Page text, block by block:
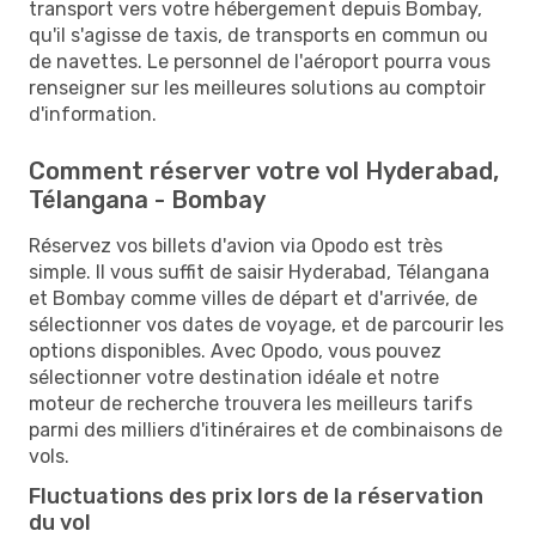
transport vers votre hébergement depuis Bombay,
qu'il s'agisse de taxis, de transports en commun ou
de navettes. Le personnel de l'aéroport pourra vous
renseigner sur les meilleures solutions au comptoir
d'information.
Comment réserver votre vol Hyderabad,
Télangana - Bombay
Réservez vos billets d'avion via Opodo est très
simple. Il vous suffit de saisir Hyderabad, Télangana
et Bombay comme villes de départ et d'arrivée, de
sélectionner vos dates de voyage, et de parcourir les
options disponibles. Avec Opodo, vous pouvez
sélectionner votre destination idéale et notre
moteur de recherche trouvera les meilleurs tarifs
parmi des milliers d'itinéraires et de combinaisons de
vols.
Fluctuations des prix lors de la réservation
du vol